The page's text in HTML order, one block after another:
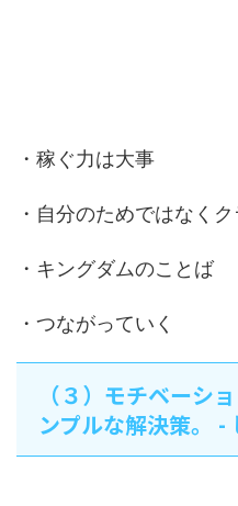
・稼ぐ力は大事
・自分のためではなく
・キングダムのことば
・つながっていく
（３）モチベーシ
ンプルな解決策。 -